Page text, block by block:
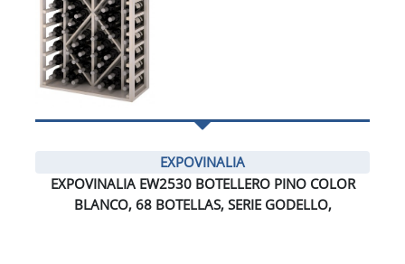
EXPOVINALIA
EXPOVINALIA EW2530 BOTELLERO PINO COLOR
BLANCO, 68 BOTELLAS, SERIE GODELLO,